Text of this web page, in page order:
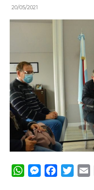
20/05/2021
WhatsApp
Messenger
Facebook